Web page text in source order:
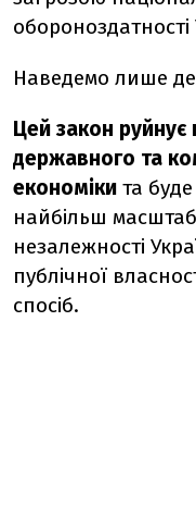
обороноздатності
Наведемо лише
Цей закон руйнує
державного та
економіки та
найбільш
незалежності
публічної
спосіб.